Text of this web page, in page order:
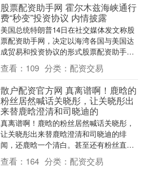
股票配资助手网 霍尔木兹海峡通行
费“秒变”投资协议 内情披露
美国总统特朗普14日在社交媒体发文称股
票配资助手网，决定以海湾各国与美国达
成贸易和投资协议的形式股票配资助手
网，取代前一天宣布的收取霍尔木兹海峡
通行费。据美国方....
查看： 109 分类： 配资交易
散户配资官方网 真离谱啊！鹿晗的
粉丝居然喊话关晓彤，让关晓彤出
来替鹿晗澄清和司晓迪的
真离谱啊！鹿晗的粉丝居然喊话关晓彤，
让关晓彤出来替鹿晗澄清和司晓迪的绯
闻，还鹿晗一个清白。甚至还有粉丝直接
开骂关晓彤，说关晓彤在鹿晗陷入舆论风
波时隐身沉默，太对....
查看： 164 分类： 配资交易